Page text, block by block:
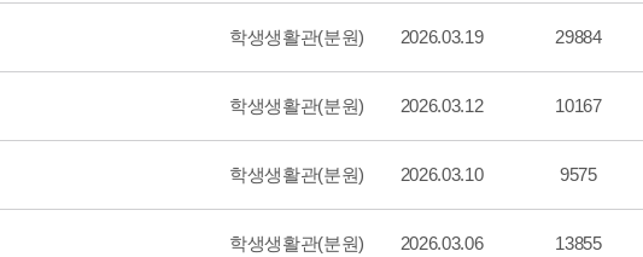
학생생활관(분원) 2026.03.19 29884
학생생활관(분원) 2026.03.12 10167
학생생활관(분원) 2026.03.10 9575
학생생활관(분원) 2026.03.06 13855